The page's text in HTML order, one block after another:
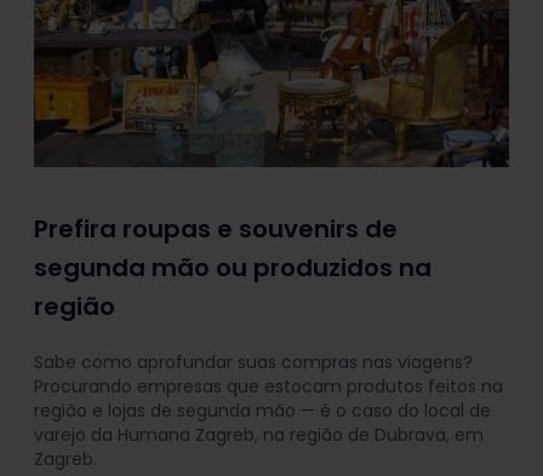
Prefira roupas e souvenirs de
segunda mão ou produzidos na
região
Sabe como aprofundar suas compras nas viagens?
Procurando empresas que estocam produtos feitos na
região e lojas de segunda mão — é o caso do local de
varejo da Humana Zagreb, na região de Dubrava, em
Zagreb.